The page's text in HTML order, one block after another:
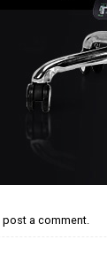
post a comment.